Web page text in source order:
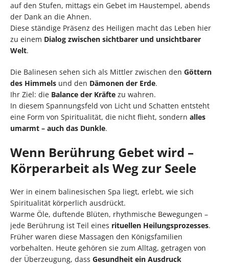
auf den Stufen, mittags ein Gebet im Haustempel, abends
der Dank an die Ahnen.
Diese ständige Präsenz des Heiligen macht das Leben hier
zu einem Dialog zwischen sichtbarer und unsichtbarer
Welt.
Die Balinesen sehen sich als Mittler zwischen den Göttern
des Himmels und den Dämonen der Erde.
Ihr Ziel: die Balance der Kräfte zu wahren.
In diesem Spannungsfeld von Licht und Schatten entsteht
eine Form von Spiritualität, die nicht flieht, sondern alles
umarmt – auch das Dunkle.
Wenn Berührung Gebet wird –
Körperarbeit als Weg zur Seele
Wer in einem balinesischen Spa liegt, erlebt, wie sich
Spiritualität körperlich ausdrückt.
Warme Öle, duftende Blüten, rhythmische Bewegungen –
jede Berührung ist Teil eines rituellen Heilungsprozesses.
Früher waren diese Massagen den Königsfamilien
vorbehalten. Heute gehören sie zum Alltag, getragen von
der Überzeugung, dass Gesundheit ein Ausdruck